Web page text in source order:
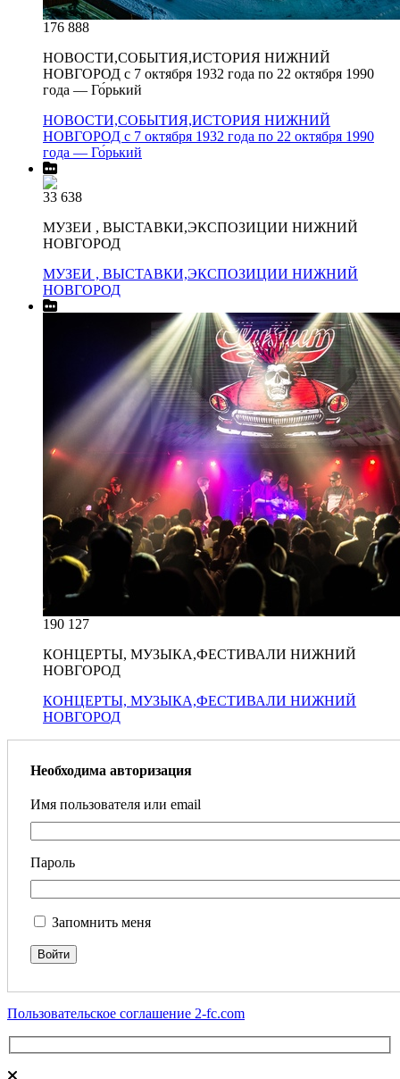
176 888
НОВОСТИ,СОБЫТИЯ,ИСТОРИЯ НИЖНИЙ
НОВГОРОД с 7 октября 1932 года по 22 октября 1990
года — Го́рький
НОВОСТИ,СОБЫТИЯ,ИСТОРИЯ НИЖНИЙ
НОВГОРОД с 7 октября 1932 года по 22 октября 1990
года — Го́рький
33 638
МУЗЕИ , ВЫСТАВКИ,ЭКСПОЗИЦИИ НИЖНИЙ
НОВГОРОД
МУЗЕИ , ВЫСТАВКИ,ЭКСПОЗИЦИИ НИЖНИЙ
НОВГОРОД
190 127
КОНЦЕРТЫ, МУЗЫКА,ФЕСТИВАЛИ НИЖНИЙ
НОВГОРОД
КОНЦЕРТЫ, МУЗЫКА,ФЕСТИВАЛИ НИЖНИЙ
НОВГОРОД
Необходима авторизация
Имя пользователя или email
Пароль
Запомнить меня
Пользовательское соглашение 2-fc.com